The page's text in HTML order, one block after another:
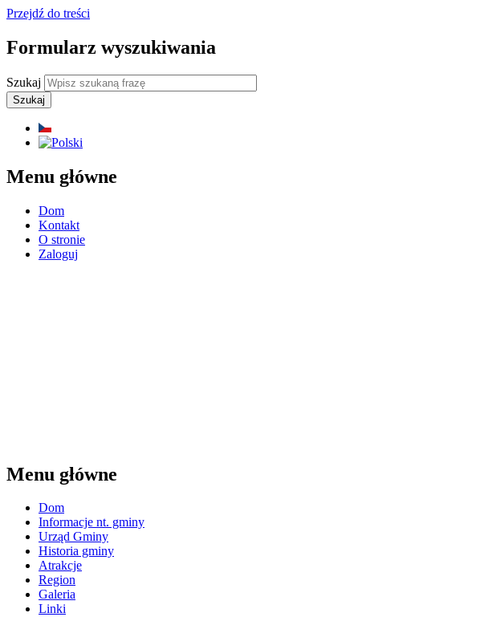
Przejdź do treści
Formularz wyszukiwania
Szukaj
Menu główne
Dom
Kontakt
O stronie
Zaloguj
Menu główne
Dom
Informacje nt. gminy
Urząd Gminy
Historia gminy
Atrakcje
Region
Galeria
Linki